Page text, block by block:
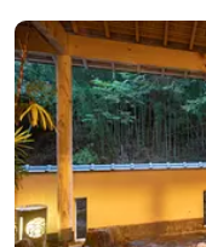
の才女清少納言もお墨